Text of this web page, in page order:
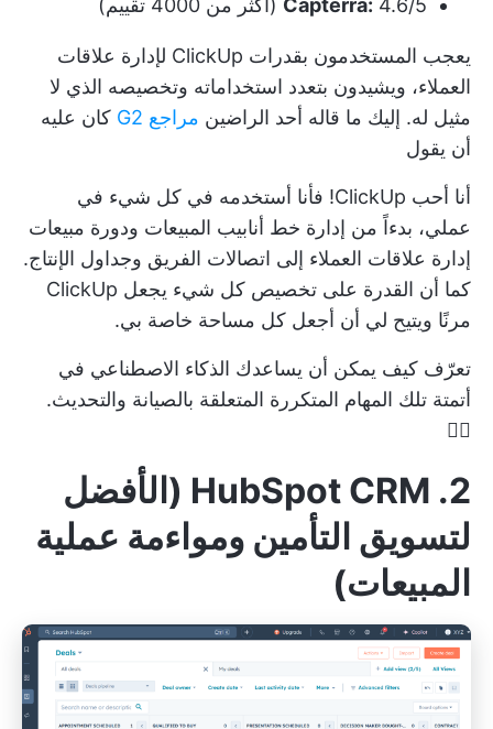
Capterra: 4.6/5 (أكثر من 4000 تقييم)
يعجب المستخدمون بقدرات ClickUp لإدارة علاقات
العملاء، ويشيدون بتعدد استخداماته وتخصيصه الذي لا
مثيل له. إليك ما قاله أحد الراضين مراجع G2
كان عليه
أن يقول
أنا أحب ClickUp! فأنا أستخدمه في كل شيء في
عملي، بدءاً من إدارة خط أنابيب المبيعات ودورة مبيعات
إدارة علاقات العملاء إلى اتصالات الفريق وجداول الإنتاج.
كما أن القدرة على تخصيص كل شيء يجعل ClickUp
مرنًا ويتيح لي أن أجعل كل مساحة خاصة بي.
تعرّف كيف يمكن أن يساعدك الذكاء الاصطناعي في
أتمتة تلك المهام المتكررة المتعلقة بالصيانة والتحديث.
👇🏼
2. HubSpot CRM (الأفضل
لتسويق التأمين ومواءمة عملية
المبيعات)